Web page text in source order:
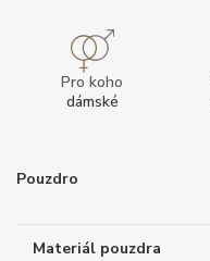
Pro koho
dámské
Pouzdro
Materiál pouzdra